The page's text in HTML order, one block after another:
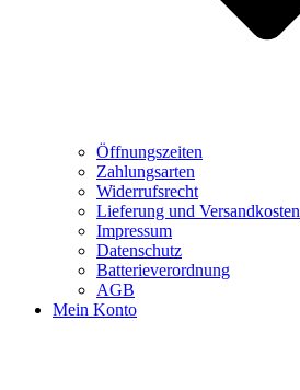
Öffnungszeiten
Zahlungsarten
Widerrufsrecht
Lieferung und Versandkosten
Impressum
Datenschutz
Batterieverordnung
AGB
Mein Konto